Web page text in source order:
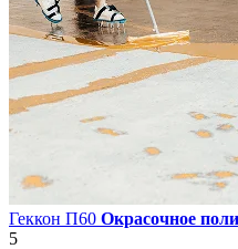
Геккон П60 Окрасочное
5